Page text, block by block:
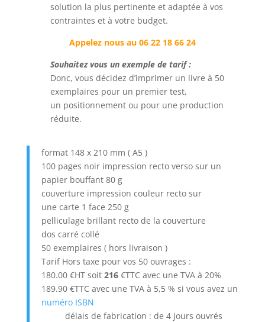
solution la plus pertinente et adaptée à vos
contraintes et à votre budget.
Appelez nous au 06 22 18 66 24
Souhaitez vous un exemple de tarif :
Donc, vous décidez d’imprimer un livre à 50
exemplaires pour un premier test,
un positionnement ou pour une production
réduite.
format 148 x 210 mm ( A5 )
100 pages noir impression recto verso sur un
papier bouffant 80 g
couverture impression couleur recto sur
une carte 1 face 250 g
pelliculage brillant recto de la couverture
dos carré collé
50 exemplaires ( hors livraison )
Tarif Hors taxe pour vos 50 ouvrages :
180.00 €HT soit216 €TTC avec une TVA à 20%
189.90 €TTC avec une TVA à 5,5 % si vous avez un
numéro ISBN
délais de fabrication : de 4 jours ouvrés